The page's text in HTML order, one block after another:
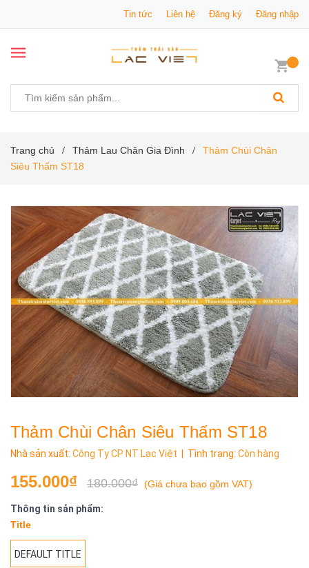
Tin tức Liên hệ Đăng ký Đăng nhập
Trang chủ / Thảm Lau Chân Gia Đình /
Thảm Chùi Chân
Siêu Thấm ST18
Thảm Chùi Chân Siêu Thấm ST18
Nhà sản xuất: Công Ty CP NT Lạc Việt | Tình trạng: Còn hàng
155.000₫ 180.000₫ (Giá chưa bao gồm VAT)
Thông tin sản phẩm:
Title
DEFAULT TITLE